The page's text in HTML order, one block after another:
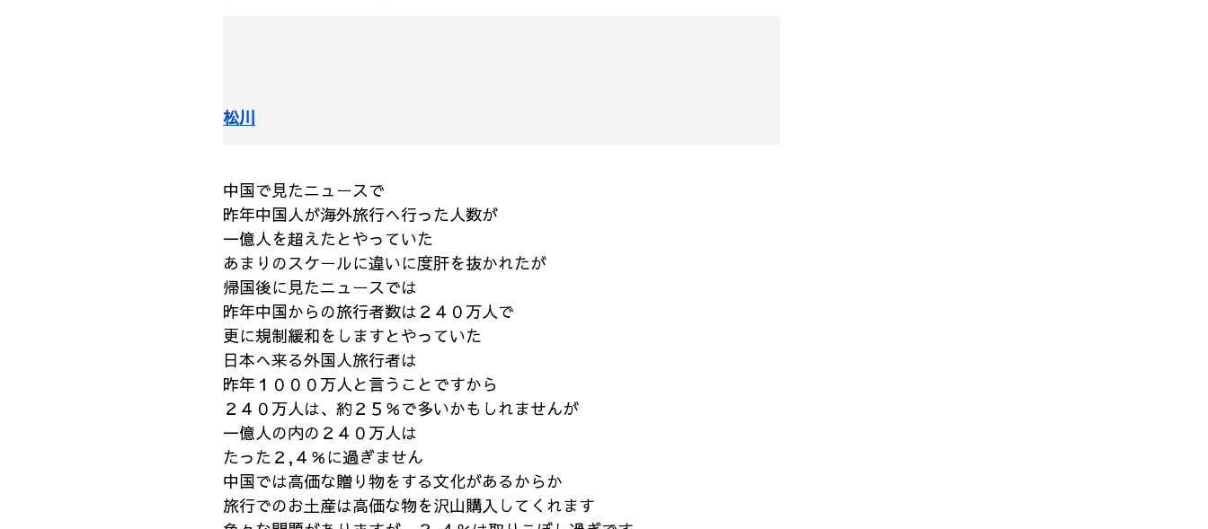
松川
中国で見たニュースで
昨年中国人が海外旅行へ行った人数が
一億人を超えたとやっていた
あまりのスケールに違いに度肝を抜かれたが
帰国後に見たニュースでは
昨年中国からの旅行者数は２４０万人で
更に規制緩和をしますとやっていた
日本へ来る外国人旅行者は
昨年１０００万人と言うことですから
２４０万人は、約２５％で多いかもしれませんが
一億人の内の２４０万人は
たった２,４％に過ぎません
中国では高価な贈り物をする文化があるからか
旅行でのお土産は高価な物を沢山購入してくれます